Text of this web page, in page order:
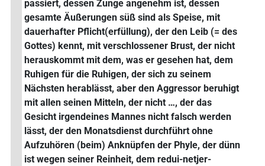
passiert, dessen Zunge angenehm ist, dessen
gesamte Äußerungen süß sind als Speise, mit
dauerhafter Pflicht(erfüllung), der den Leib (= des
Gottes) kennt, mit verschlossener Brust, der nicht
herauskommt mit dem, was er gesehen hat, dem
Ruhigen für die Ruhigen, der sich zu seinem
Nächsten herablässt, aber den Aggressor beruhigt
mit allen seinen Mitteln, der nicht …, der das
Gesicht irgendeines Mannes nicht falsch werden
lässt, der den Monatsdienst durchführt ohne
Aufzuhören (beim) Anknüpfen der Phyle, der dünn
ist wegen seiner Reinheit, dem redui-netjer-